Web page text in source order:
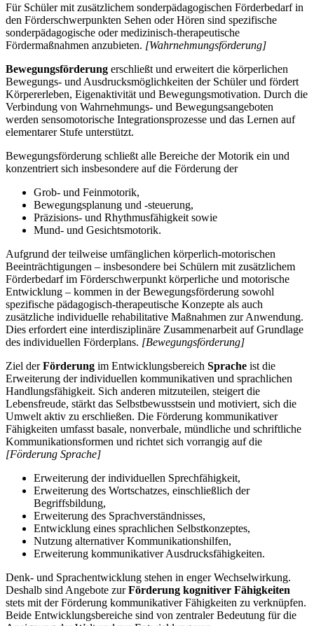
Für Schüler mit zusätzlichem sonderpädagogischen Förderbedarf in
den Förderschwerpunkten Sehen oder Hören sind spezifische
sonderpädagogische oder medizinisch-therapeutische
Fördermaßnahmen anzubieten. [Wahrnehmungsförderung]
Bewegungsförderung erschließt und erweitert die körperlichen
Bewegungs- und Ausdrucksmöglichkeiten der Schüler und fördert
Körpererleben, Eigenaktivität und Bewegungsmotivation. Durch die
Verbindung von Wahrnehmungs- und Bewegungsangeboten
werden sensomotorische Integrationsprozesse und das Lernen auf
elementarer Stufe unterstützt.
Bewegungsförderung schließt alle Bereiche der Motorik ein und
konzentriert sich insbesondere auf die Förderung der
Grob- und Feinmotorik,
Bewegungsplanung und -steuerung,
Präzisions- und Rhythmusfähigkeit sowie
Mund- und Gesichtsmotorik.
Aufgrund der teilweise umfänglichen körperlich-motorischen
Beeinträchtigungen – insbesondere bei Schülern mit zusätzlichem
Förderbedarf im Förderschwerpunkt körperliche und motorische
Entwicklung – kommen in der Bewegungsförderung sowohl
spezifische pädagogisch-therapeutische Konzepte als auch
zusätzliche individuelle rehabilitative Maßnahmen zur Anwendung.
Dies erfordert eine interdisziplinäre Zusammenarbeit auf Grundlage
des individuellen Förderplans. [Bewegungsförderung]
Ziel derFörderung im Entwicklungsbereich Sprache ist die
Erweiterung der individuellen kommunikativen und sprachlichen
Handlungsfähigkeit. Sich anderen mitzuteilen, steigert die
Lebensfreude, stärkt das Selbstbewusstsein und motiviert, sich die
Umwelt aktiv zu erschließen. Die Förderung kommunikativer
Fähigkeiten umfasst basale, nonverbale, mündliche und schriftliche
Kommunikationsformen und richtet sich vorrangig auf die
[Förderung Sprache]
Erweiterung der individuellen Sprechfähigkeit,
Erweiterung des Wortschatzes, einschließlich der
Begriffsbildung,
Erweiterung des Sprachverständnisses,
Entwicklung eines sprachlichen Selbstkonzeptes,
Nutzung alternativer Kommunikationshilfen,
Erweiterung kommunikativer Ausdrucksfähigkeiten.
Denk- und Sprachentwicklung stehen in enger Wechselwirkung.
Deshalb sind Angebote zurFörderung kognitiver Fähigkeiten
stets mit der Förderung kommunikativer Fähigkeiten zu verknüpfen.
Beide Entwicklungsbereiche sind von zentraler Bedeutung für die